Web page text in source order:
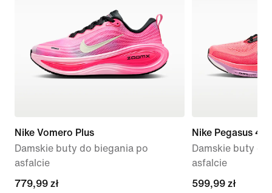
Nike Vomero Plus
Damskie buty do biegania po
asfalcie
779,99 zł
779,99 zł
Nike Pegasus 42
Damskie buty
asfalcie
599,99 zł
599,99 zł